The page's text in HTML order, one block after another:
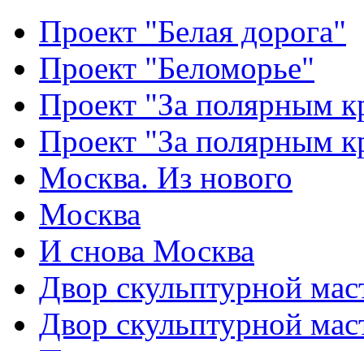
Проект "Белая дорога"
Проект "Беломорье"
Проект "За полярным
Проект "За полярным
Москва. Из нового
Москва
И снова Москва
Двор скульптурной
Двор скульптурной